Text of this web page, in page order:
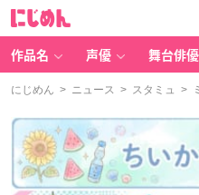
作品名 声優 舞台俳優
にじめん > ニュース > スタミュ >